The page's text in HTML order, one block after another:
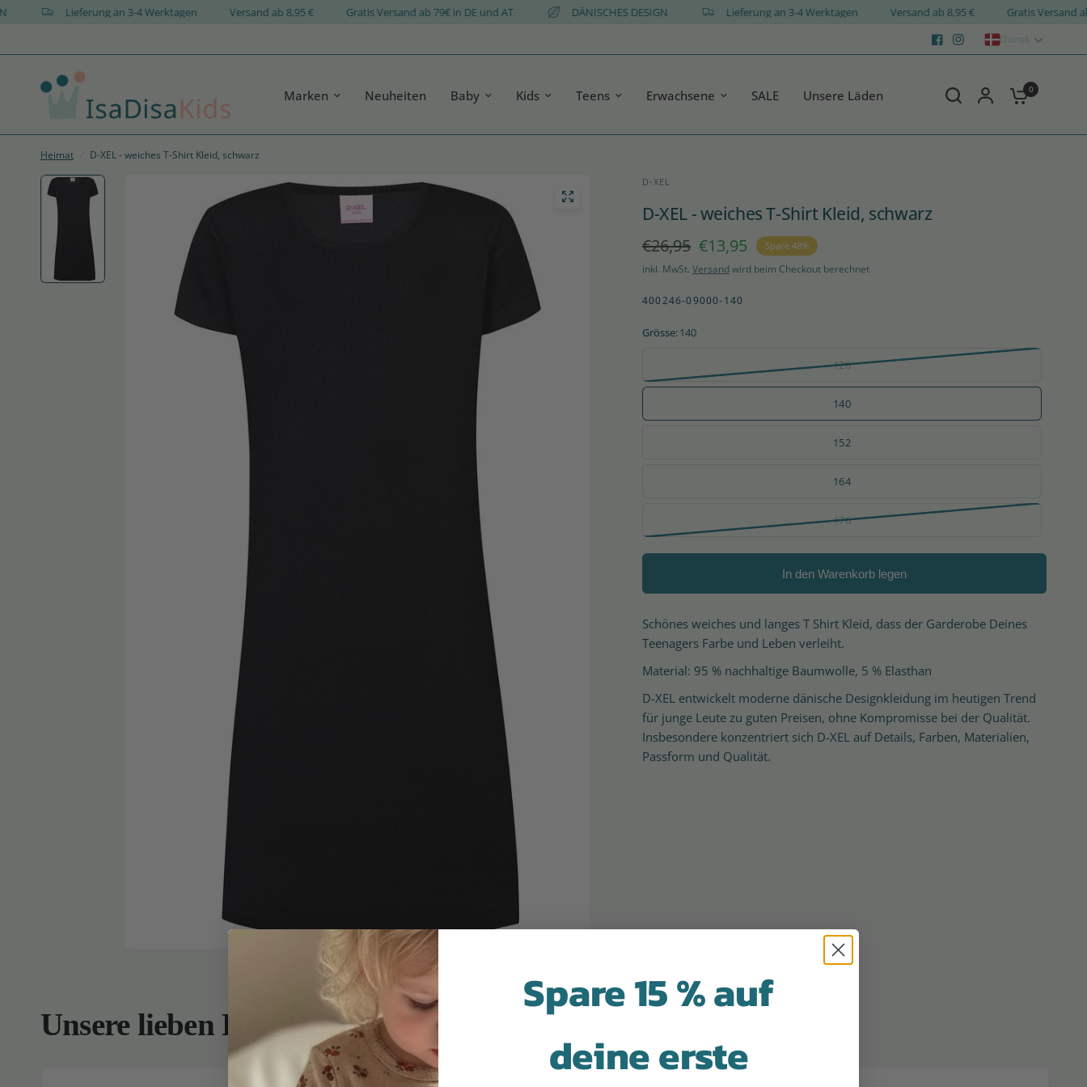
Lieferung an 3-4 Werktagen Versand ab 8,95 € Gratis Versand ab 79€ in DE und AT DÄNISCHES DESIGN Lieferung an 3-4 Werktagen Versand ab 8,95 € Gratis
Marken Neuheiten Baby Kids Teens Erwachsene SALE Unsere Läden 0
Heimat D-XEL - weiches T-Shirt Kleid, schwarz
D-XEL
D-XEL - weiches T-Shirt Kleid, schwarz
€26,95 €13,95 Spare 48%
inkl. MwSt. Versand wird beim Checkout berechnet
400246-09000-140
Grösse:140
128
140
152
164
176
In den Warenkorb legen
Schönes weiches und langes T Shirt Kleid, dass der Garderobe Deines
Teenagers Farbe und Leben verleiht.
Material: 95 % nachhaltige Baumwolle, 5 % Elasthan
D-XEL entwickelt moderne dänische Designkleidung im heutigen Trend
für junge Leute zu guten Preisen, ohne Kompromisse bei der Qualität.
Insbesondere konzentriert sich D-XEL auf Details, Farben, Materialien,
Passform und Qualität.
Unsere lieben Kunden
Spare 15 % auf
deine erste